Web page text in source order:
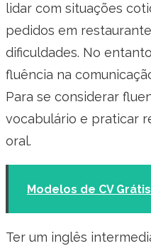
lidar com situações
pedidos em
dificuldades. No
fluência na
Para se considerar
vocabulário e praticar
oral.
Modelos de CV
Ter um inglês